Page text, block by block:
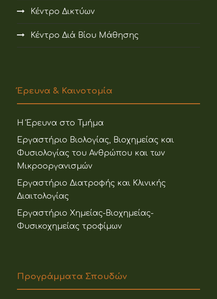
Κέντρο Δικτύων
Κέντρο Διά Βίου Μάθησης
Έρευνα & Καινοτομία
Η Έρευνα στο Τμήμα
Εργαστήριο Βιολογίας, Βιοχημείας και
Φυσιολογίας του Ανθρώπου και των
Μικροοργανισμών
Εργαστήριο Διατροφής και Κλινικής
Διαιτολογίας
Εργαστήριο Χημείας-Βιοχημείας-
Φυσικοχημείας τροφίμων
Προγράμματα Σπουδών